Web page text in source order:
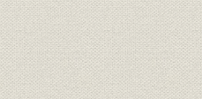
3) 陸用ボイラ製作実績
(6) 発電機
1) 直流発電機製作実績